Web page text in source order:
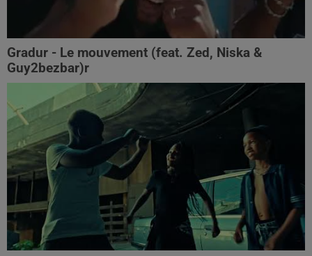
Gradur - Le mouvement (feat. Zed, Niska &
Guy2bezbar)r